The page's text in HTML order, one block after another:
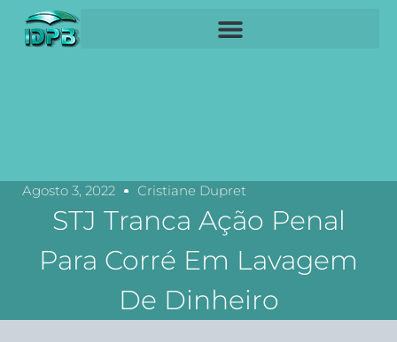
Agosto 3, 2022 Cristiane Dupret
STJ Tranca Ação Penal
Para Corré Em Lavagem
De Dinheiro